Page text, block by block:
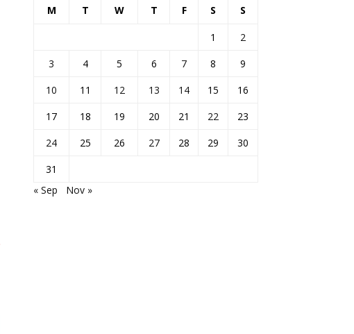
M T W T F S S
1
2
3
4 5 6 7 8
9
10
11 12 13 14 15
16
17
18 19 20 21 22
23
24
25 26 27 28 29
30
31
« Sep
Nov »